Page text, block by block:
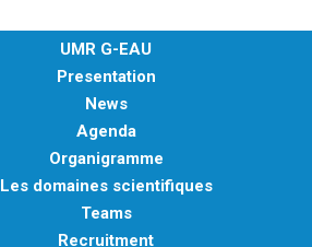
UMR G-EAU
Presentation
News
Agenda
Organigramme
Les domaines scientifiques
Teams
Recruitment